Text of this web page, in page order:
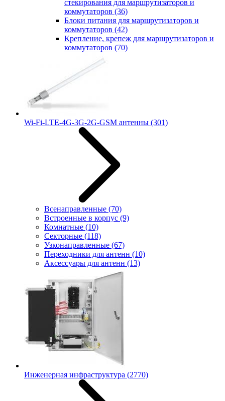
стекирования для маршрутизаторов и
коммутаторов (36)
Блоки питания для маршрутизаторов и
коммутаторов (42)
Крепление, крепеж для маршрутизаторов и
коммутаторов (70)
Wi-Fi-LTE-4G-3G-2G-GSM антенны (301)
Всенаправленные (70)
Встроенные в корпус (9)
Комнатные (10)
Секторные (118)
Узконаправленные (67)
Переходники для антенн (10)
Аксессуары для антенн (13)
Инженерная инфраструктура (2770)